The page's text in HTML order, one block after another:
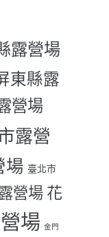
露營場
東縣露
營場
露營
場 臺北市
營場 花
場 金門